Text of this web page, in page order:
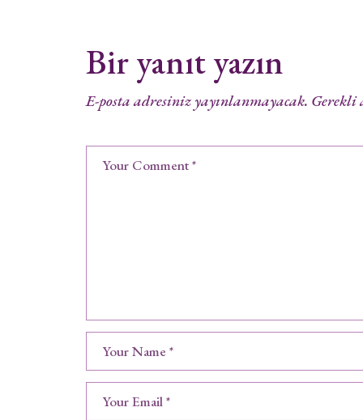
Bir yanıt yazın
E-posta adresiniz yayınlanmayacak.